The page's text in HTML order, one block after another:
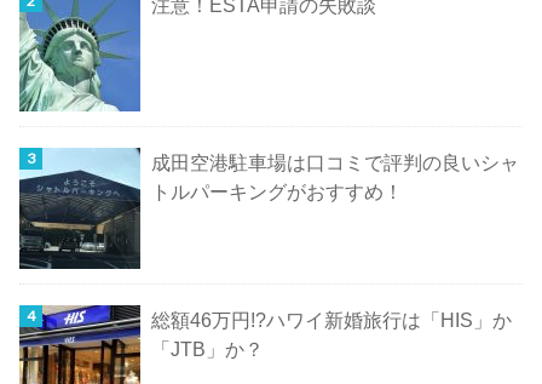
注意！ESTA申請の失敗談
成田空港駐車場は口コミで評判の良いシャ
トルパーキングがおすすめ！
総額46万円!?ハワイ新婚旅行は「HIS」か
「JTB」か？